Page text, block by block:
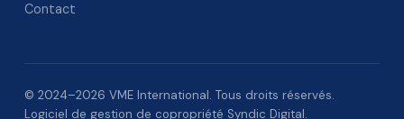
Contact
© 2024–2026 VME International. Tous droits réservés.
Logiciel de gestion de copropriété Syndic Digital.